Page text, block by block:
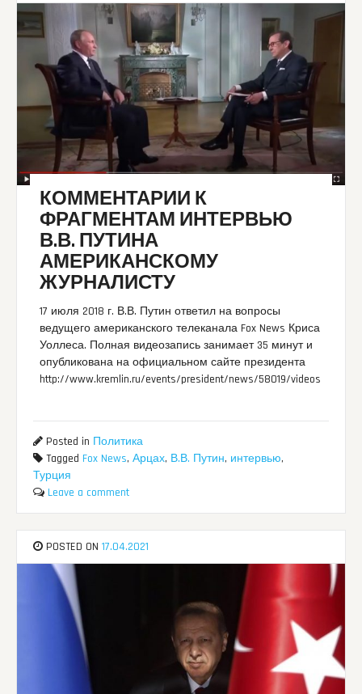
КОММЕНТАРИИ К
ФРАГМЕНТАМ ИНТЕРВЬЮ
В.В. ПУТИНА
АМЕРИКАНСКОМУ
ЖУРНАЛИСТУ
17 июля 2018 г. В.В. Путин ответил на вопросы
ведущего американского телеканала Fox News Криса
Уоллеса. Полная видеозапись занимает 35 минут и
опубликована на официальном сайте президента
http://www.kremlin.ru/events/president/news/58019/videos
Posted in Политика
Tagged Fox News,Арцах, В.В. Путин, интервью,
Турция
Leave a comment
POSTED ON17.04.2021